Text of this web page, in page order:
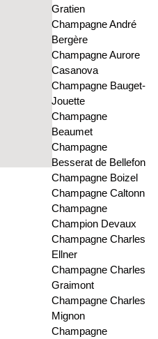
Gratien
Champagne André
Bergère
Champagne Aurore
Casanova
Champagne Bauget-
Jouette
Champagne
Beaumet
Champagne
Besserat de Bellefon
Champagne Boizel
Champagne Caltonn
Champagne
Champion Devaux
Champagne Charles
Ellner
Champagne Charles
Graimont
Champagne Charles
Mignon
Champagne